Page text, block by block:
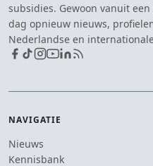
subsidies. Gewoon vanuit
dag opnieuw nieuws,
Nederlandse en
NAVIGATIE
Nieuws
Kennisbank